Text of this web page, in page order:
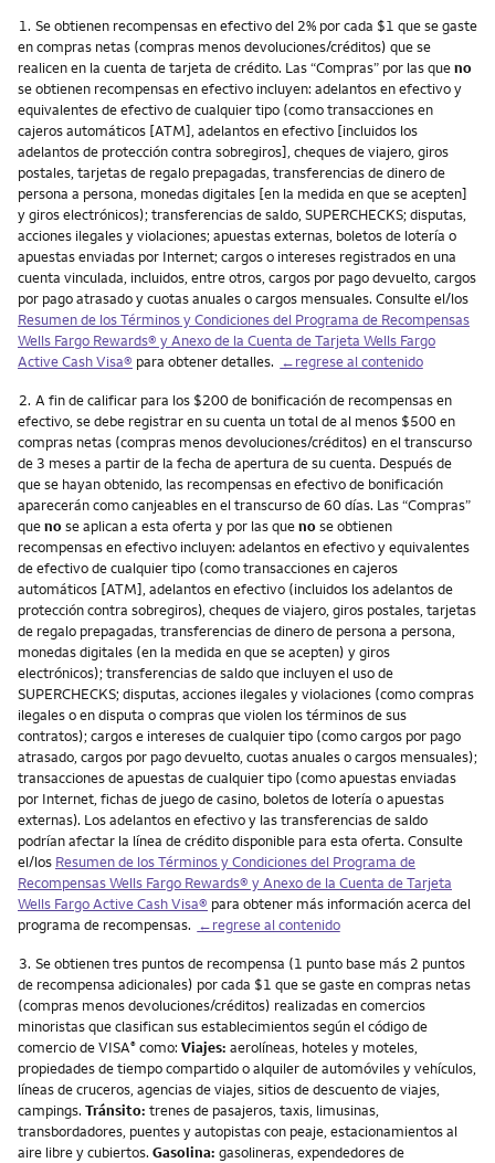
Nota
1. Se obtienen recompensas en efectivo del 2% por cada $1 que se gaste
en compras netas (compras menos devoluciones/créditos) que se
realicen en la cuenta de tarjeta de crédito. Las “Compras” por las queno
se obtienen recompensas en efectivo incluyen: adelantos en efectivo y
equivalentes de efectivo de cualquier tipo (como transacciones en
cajeros automáticos [ATM], adelantos en efectivo [incluidos los
adelantos de protección contra sobregiros], cheques de viajero, giros
postales, tarjetas de regalo prepagadas, transferencias de dinero de
persona a persona, monedas digitales [en la medida en que se acepten]
y giros electrónicos); transferencias de saldo, SUPERCHECKS; disputas,
acciones ilegales y violaciones; apuestas externas, boletos de lotería o
apuestas enviadas por Internet; cargos o intereses registrados en una
cuenta vinculada, incluidos, entre otros, cargos por pago devuelto, cargos
por pago atrasado y cuotas anuales o cargos mensuales. Consulte el/los
Resumen de los Términos y Condiciones del Programa de Recompensas
Wells Fargo Rewards® y Anexo de la Cuenta de Tarjeta Wells Fargo
Active Cash Visa® para obtener detalles. ←regrese al contenido
Nota
2. A fin de calificar para los $200 de bonificación de recompensas en
efectivo, se debe registrar en su cuenta un total de al menos $500 en
compras netas (compras menos devoluciones/créditos) en el transcurso
de 3 meses a partir de la fecha de apertura de su cuenta. Después de
que se hayan obtenido, las recompensas en efectivo de bonificación
aparecerán como canjeables en el transcurso de 60 días. Las “Compras”
quenose aplican a esta oferta y por las quenose obtienen
recompensas en efectivo incluyen: adelantos en efectivo y equivalentes
de efectivo de cualquier tipo (como transacciones en cajeros
automáticos [ATM], adelantos en efectivo (incluidos los adelantos de
protección contra sobregiros), cheques de viajero, giros postales, tarjetas
de regalo prepagadas, transferencias de dinero de persona a persona,
monedas digitales (en la medida en que se acepten) y giros
electrónicos); transferencias de saldo que incluyen el uso de
SUPERCHECKS; disputas, acciones ilegales y violaciones (como compras
ilegales o en disputa o compras que violen los términos de sus
contratos); cargos e intereses de cualquier tipo (como cargos por pago
atrasado, cargos por pago devuelto, cuotas anuales o cargos mensuales);
transacciones de apuestas de cualquier tipo (como apuestas enviadas
por Internet, fichas de juego de casino, boletos de lotería o apuestas
externas). Los adelantos en efectivo y las transferencias de saldo
podrían afectar la línea de crédito disponible para esta oferta. Consulte
el/los Resumen de los Términos y Condiciones del Programa de
RecompensasWells Fargo Rewards® y Anexo de la Cuenta de Tarjeta
Wells Fargo Active Cash Visa® para obtener más información acerca del
programa de recompensas. ←regrese al contenido
Nota
3. Se obtienen tres puntos de recompensa (1 punto base más 2 puntos
de recompensa adicionales) por cada $1 que se gaste en compras netas
(compras menos devoluciones/créditos) realizadas en comercios
minoristas que clasifican sus establecimientos según el código de
comercio de VISA® como: Viajes: aerolíneas, hoteles y moteles,
propiedades de tiempo compartido o alquiler de automóviles y vehículos,
líneas de cruceros, agencias de viajes, sitios de descuento de viajes,
campings. Tránsito: trenes de pasajeros, taxis, limusinas,
transbordadores, puentes y autopistas con peaje, estacionamientos al
aire libre y cubiertos. Gasolina: gasolineras, expendedores de